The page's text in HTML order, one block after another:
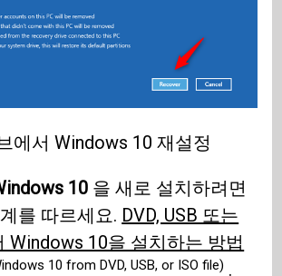
에서 Windows 10 재설정
10 을 새로 설치하려면
를 따르세요. DVD, USB 또는
Windows 10을 설치하는 방법
10 from DVD, USB, or ISO file) .